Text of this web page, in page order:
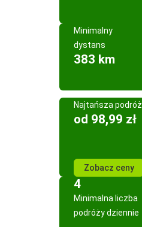
Minimalny
dystans
383 km
Najtańsza podróż
od 98,99 zł
Zobacz ceny
4
Minimalna liczba
podróży dziennie